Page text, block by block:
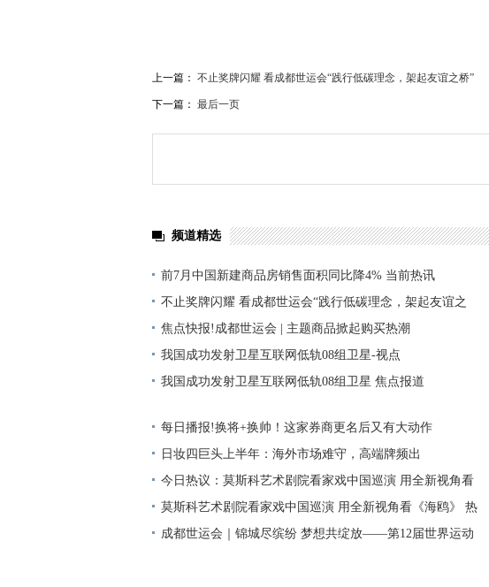
上一篇： 不止奖牌闪耀 看成都世运会“践行低碳理念，架起友谊之桥”
下一篇： 最后一页
频道精选
前7月中国新建商品房销售面积同比降4% 当前热讯
不止奖牌闪耀 看成都世运会“践行低碳理念，架起友谊之
桥”
焦点快报!成都世运会 | 主题商品掀起购买热潮
我国成功发射卫星互联网低轨08组卫星-视点
我国成功发射卫星互联网低轨08组卫星 焦点报道
每日播报!换将+换帅！这家券商更名后又有大动作
日妆四巨头上半年：海外市场难守，高端牌频出
今日热议：莫斯科艺术剧院看家戏中国巡演 用全新视角看
《海鸥》
莫斯科艺术剧院看家戏中国巡演 用全新视角看《海鸥》 热
门
成都世运会｜锦城尽缤纷 梦想共绽放——第12届世界运动